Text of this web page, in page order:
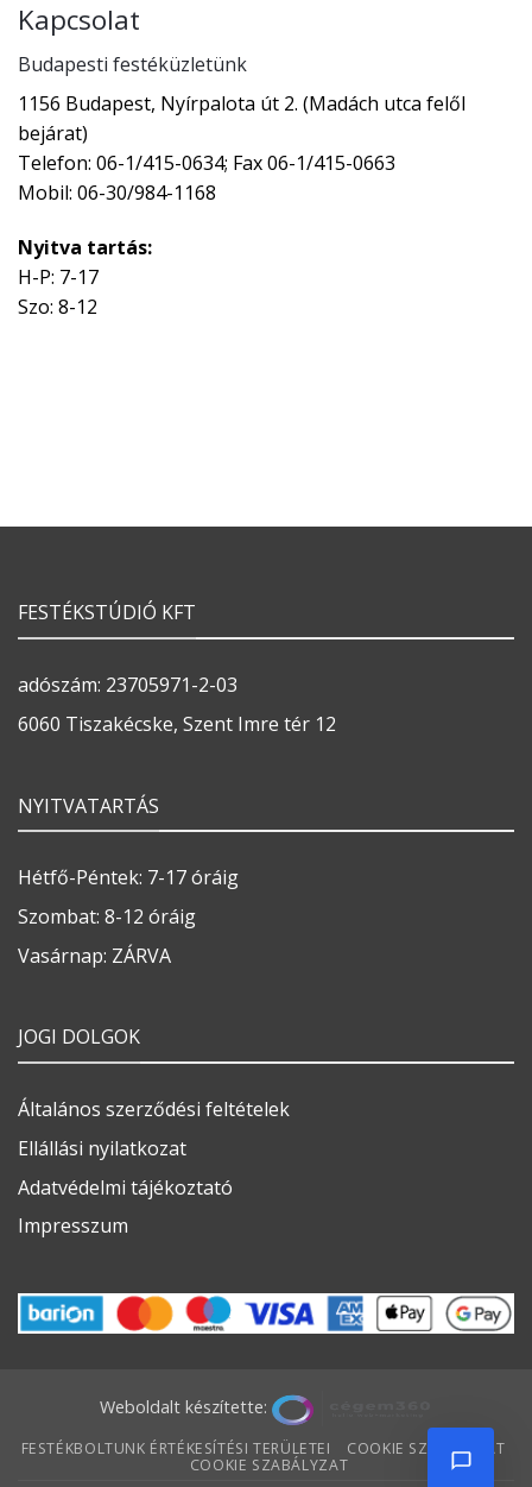
Kapcsolat
Budapesti festéküzletünk
1156 Budapest, Nyírpalota út 2. (Madách utca felől
bejárat)
Telefon: 06-1/415-0634; Fax 06-1/415-0663
Mobil: 06-30/984-1168
Nyitva tartás:
H-P: 7-17
Szo: 8-12
FESTÉKSTÚDIÓ KFT
adószám: 23705971-2-03
6060 Tiszakécske, Szent Imre tér 12
NYITVATARTÁS
Hétfő-Péntek: 7-17 óráig
Szombat: 8-12 óráig
Vasárnap: ZÁRVA
JOGI DOLGOK
Általános szerződési feltételek
Ellállási nyilatkozat
Adatvédelmi tájékoztató
Impresszum
Weboldalt készítette:
FESTÉKBOLTUNK ÉRTÉKESÍTÉSI TERÜLETEI
COOKIE SZABÁLYZAT
COOKIE SZABÁLYZAT